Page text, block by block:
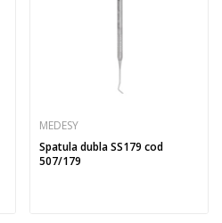
MEDESY
Spatula dubla SS179 cod
507/179